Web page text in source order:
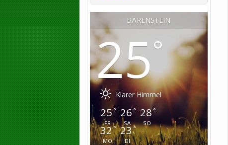
BÄRENSTEIN
25°
Klarer Himmel
25°
FR
26 °
SA
28°
SO
32°
MO
23°
DI